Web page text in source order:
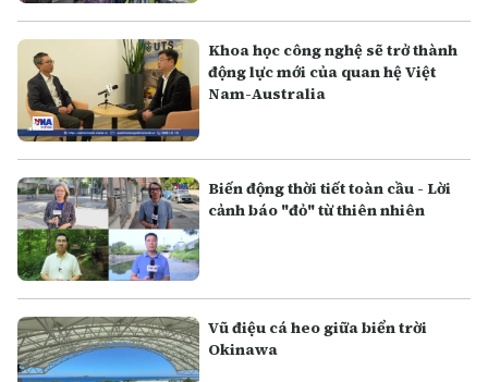
Khoa học công nghệ sẽ trở thành
động lực mới của quan hệ Việt
Nam-Australia
Biến động thời tiết toàn cầu - Lời
cảnh báo "đỏ" từ thiên nhiên
Vũ điệu cá heo giữa biển trời
Okinawa